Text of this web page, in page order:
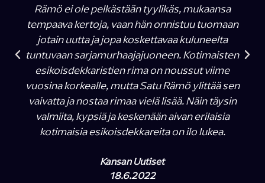
Rämö ei ole pelkästään tyylikäs, mukaansa
tempaava kertoja, vaan hän onnistuu tuomaan
jotain uutta ja jopa koskettavaa kuluneelta
tuntuvaan sarjamurhaajajuoneen. Kotimaisten
esikoisdekkaristien rima on noussut viime
vuosina korkealle, mutta Satu Rämö ylittää sen
vaivatta ja nostaa rimaa vielä lisää. Näin täysin
valmiita, kypsiä ja keskenään aivan erilaisia
kotimaisia esikoisdekkareita on ilo lukea.
Kansan Uutiset
18.6.2022